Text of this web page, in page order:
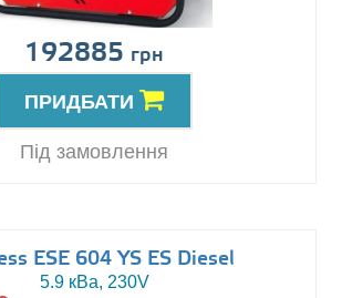
192885 грн
ПРИДБАТИ
Під замовлення
ESE 604 YS ES Diesel
5.9 кВа, 230V